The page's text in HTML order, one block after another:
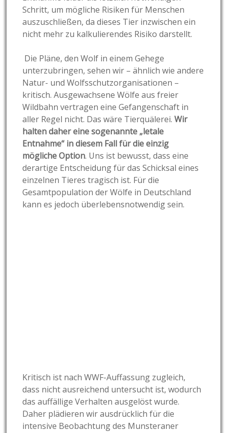
Schritt, um mögliche Risiken für Menschen
auszuschließen, da dieses Tier inzwischen ein
nicht mehr zu kalkulierendes Risiko darstellt.
Die Pläne, den Wolf in einem Gehege
unterzubringen, sehen wir – ähnlich wie andere
Natur- und Wolfsschutzorganisationen –
kritisch. Ausgewachsene Wölfe aus freier
Wildbahn vertragen eine Gefangenschaft in
aller Regel nicht. Das wäre Tierquälerei.Wir
halten daher eine sogenannte „letale
Entnahme“ in diesem Fall für die einzig
mögliche Option. Uns ist bewusst, dass eine
derartige Entscheidung für das Schicksal eines
einzelnen Tieres tragisch ist. Für die
Gesamtpopulation der Wölfe in Deutschland
kann es jedoch überlebensnotwendig sein.
Kritisch ist nach WWF-Auffassung zugleich,
dass nicht ausreichend untersucht ist, wodurch
das auffällige Verhalten ausgelöst wurde.
Daher plädieren wir ausdrücklich für die
intensive Beobachtung des Munsteraner